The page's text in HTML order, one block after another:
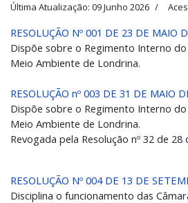
Última Atualização: 09 Junho 2026
RESOLUÇÃO Nº 001 DE 23 DE MAIO
Dispõe sobre o Regimento Interno
Meio Ambiente de Londrina.
RESOLUÇÃO nº 003 DE 31 DE MAIO
Dispõe sobre o Regimento Interno
Meio Ambiente de Londrina.
Revogada pela Resolução nº 32 de
RESOLUÇÃO Nº 004 DE 13 DE
Disciplina o funcionamento das